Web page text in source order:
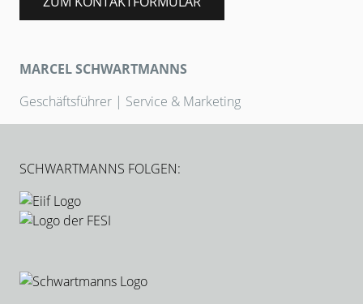
MARCEL SCHWARTMANNS
Geschäftsführer | Service & Marketing
SCHWARTMANNS FOLGEN: